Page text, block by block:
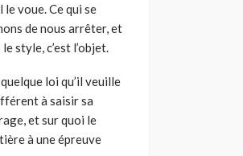
le voue. Ce qui se
de nous arrêter, et
style, c’est l’objet.
loi qu’il veuille
à saisir sa
et sur quoi le
à une épreuve